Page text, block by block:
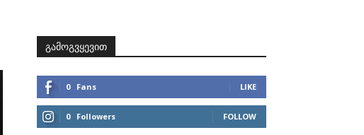
გამოგვყევით
0 Fans LIKE
0 Followers FOLLOW